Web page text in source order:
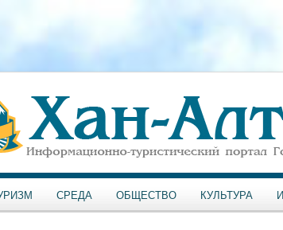
СРЕДА ОБЩЕСТВО КУЛЬТУРА